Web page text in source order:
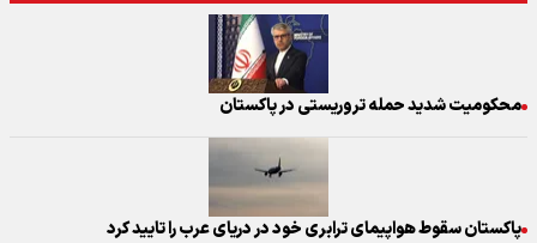
محکومیت شدید حمله تروریستی در پاکستان
پاکستان سقوط هواپیمای ترابری خود در دریای عرب را تایید کرد